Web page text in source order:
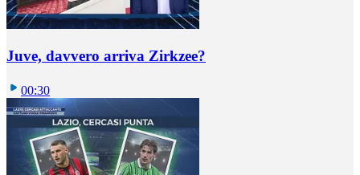
Juve, davvero arriva Zirkzee?
00:30